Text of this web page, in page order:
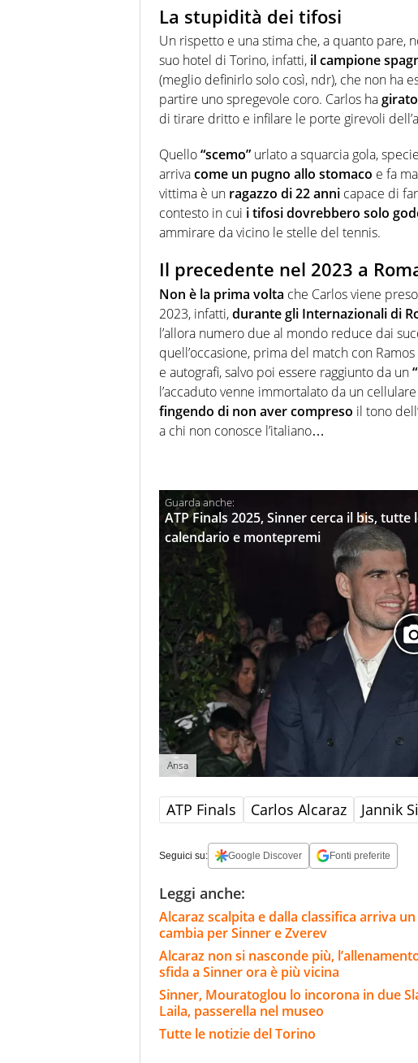
La stupidità dei tifosi
Un rispetto e una stima che, a quanto pare,
suo hotel di Torino, infatti, il campione
(meglio definirlo solo così, ndr), che non ha
partire uno spregevole coro. Carlos ha
di tirare dritto e infilare le porte girevoli
Quello“scemo” urlato a squarcia gola,
arrivacome un pugno allo stomaco e fa
vittima è un ragazzo di 22 anni capace di
contesto in cui i tifosi dovrebbero solo
ammirare da vicino le stelle del tennis.
Il precedente nel 2023 a
Non è la prima volta che Carlos viene
2023, infatti,durante gli Internazionali di
l’allora numero due al mondo reduce dai
quell’occasione, prima del match con
e autografi, salvo poi essere raggiunto da un
l’accaduto venne immortalato da un
fingendo di non aver compreso il tono
a chi non conosce l’italiano…
ATP Finals 2025, Sinner cerca il bis,
calendario e montepremi
Ansa
ATP Finals Carlos Alcaraz Jannik
Seguici su: Google Discover Fonti preferite
Leggi anche:
Alcaraz scalpita e dalla classifica arriva
cambia per Sinner e Zverev
Alcaraz non si nasconde più,
sfida a Sinner ora è più vicina
Sinner, Mouratoglou lo incorona in due
Laila, passerella nel museo
Tutte le notizie del Torino